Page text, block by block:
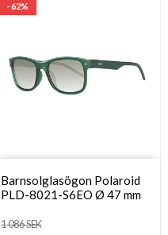
- 62%
Barnsolglasögon Polaroid
PLD-8021-S6EO Ø 47 mm
1 086 SEK